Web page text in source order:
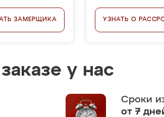
ЗАМЕРЩИКА УЗНАТЬ О
у нас
Сроки
от 7